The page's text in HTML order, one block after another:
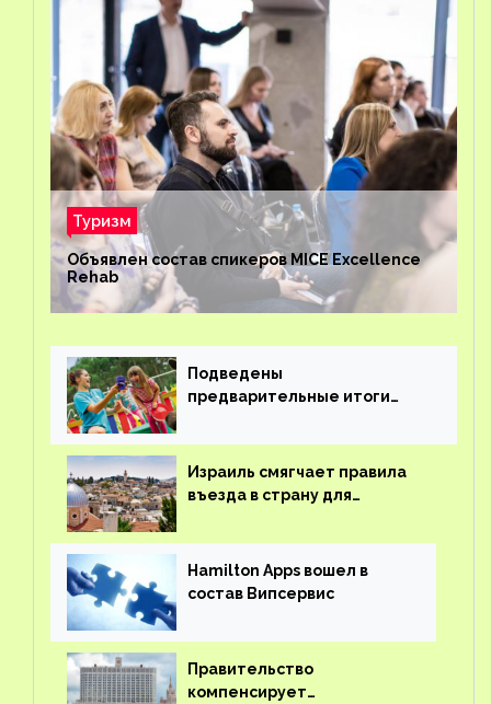
Туризм
Объявлен состав спикеров MICE Excellence
Rehab
Подведены
предварительные итоги
Израиль смягчает правила
въезда в страну для
Hamilton Apps вошел в
состав Випсервис
Правительство
компенсирует